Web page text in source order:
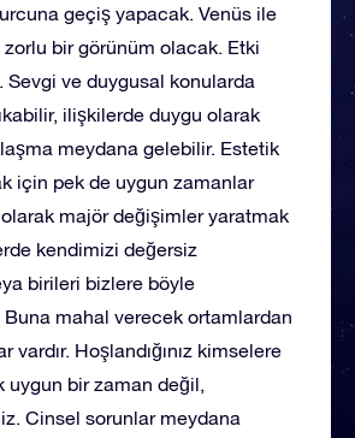
geçiş yapacak. Venüs ile
zorlu bir görünüm olacak. Etki
Sevgi ve duygusal konularda
ilişkilerde duygu olarak
meydana gelebilir. Estetik
için pek de uygun zamanlar
majör değişimler yaratmak
kendimizi değersiz
birileri bizlere böyle
mahal verecek ortamlardan
vardır. Hoşlandığınız kimselere
uygun bir zaman değil,
Cinsel sorunlar meydana